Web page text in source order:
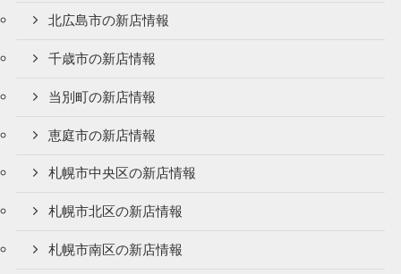
北広島市の新店情報
千歳市の新店情報
当別町の新店情報
恵庭市の新店情報
札幌市中央区の新店情報
札幌市北区の新店情報
札幌市南区の新店情報